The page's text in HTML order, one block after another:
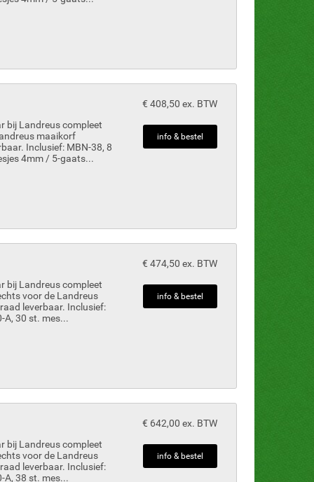
bij Landreus compleet
maaikorf
Inclusief: MBN-38, 8
4mm / 5-gaats...
€ 408,50 ex. BTW
info & bestel
bij Landreus compleet
voor de Landreus
leverbaar. Inclusief:
A, 30 st. mes...
€ 474,50 ex. BTW
info & bestel
bij Landreus compleet
voor de Landreus
leverbaar. Inclusief:
A, 38 st. mes...
€ 642,00 ex. BTW
info & bestel